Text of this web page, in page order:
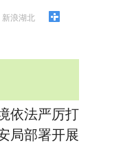
新浪湖北
法严厉打
局部署开展